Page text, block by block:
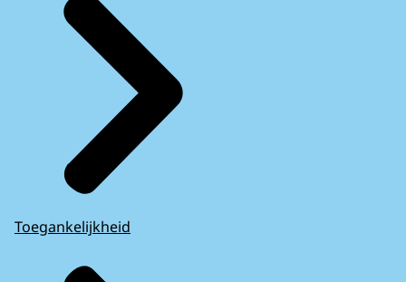
Toegankelijkheid